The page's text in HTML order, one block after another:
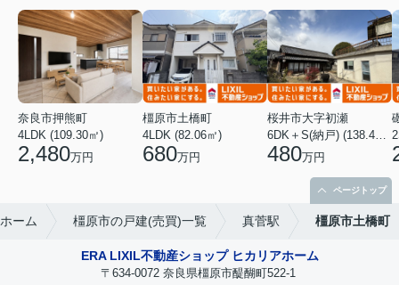
奈良市押熊町
4LDK (109.30㎡)
2,480万円
橿原市土橋町
4LDK (82.06㎡)
680万円
桜井市大字初瀬
480万円
ーム 橿原市の戸建(売買)一覧 真菅駅 橿原市土橋町
ERA LIXIL不動産ショップ ヒカリアホーム
〒634-0072 奈良県橿原市醍醐町522-1
ページトップ